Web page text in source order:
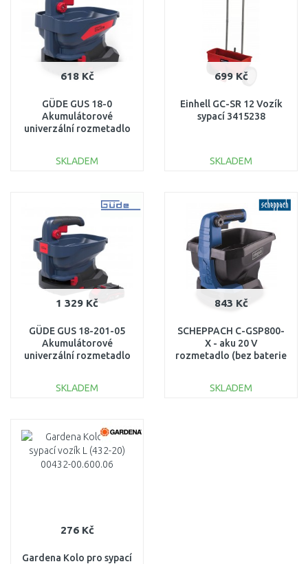
618 Kč
GÜDE GUS 18-0
Akumulátorové
univerzální rozmetadlo
SKLADEM
Porovnat
699 Kč
Einhell GC-SR 12 Vozík
sypací 3415238
SKLADEM
Porovnat
1 329 Kč
GÜDE GUS 18-201-05
Akumulátorové
univerzální rozmetadlo
SKLADEM
Porovnat
843 Kč
SCHEPPACH C-GSP800-
X - aku 20 V
rozmetadlo (bez baterie
SKLADEM
276 Kč
Gardena Kolo pro sypací